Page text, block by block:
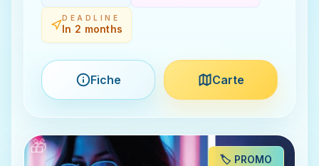
DEADLINE
In 2 months
Fiche Carte
🏷️ PROMO
🎁